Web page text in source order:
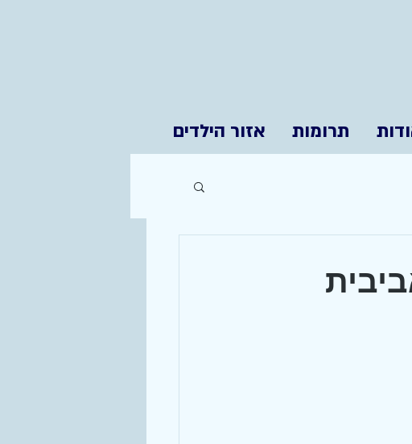
תרומות אזור הילדים